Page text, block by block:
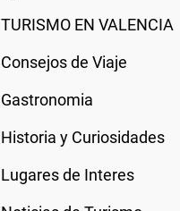
TURISMO EN VALENCIA
Consejos de Viaje
Gastronomia
Historia y Curiosidades
Lugares de Interes